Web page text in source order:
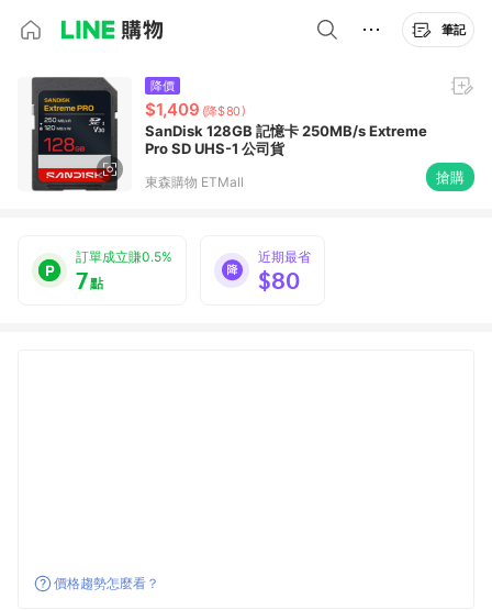
筆記
降價
$1,409 (降$80)
SanDisk 128GB 記憶卡 250MB/s Extreme
Pro SD UHS-1 公司貨
東森購物 ETMall 搶購
訂單成立賺0.5%
7點
近期最省
$80
價格趨勢怎麼看？